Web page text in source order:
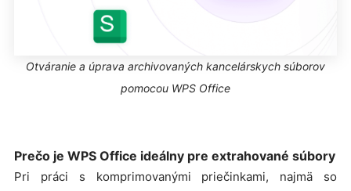
Otváranie a úprava archivovaných kancelárskych súborov
pomocou WPS Office
Prečo je WPS Office ideálny pre extrahované súbory
Pri práci s komprimovanými priečinkami, najmä so